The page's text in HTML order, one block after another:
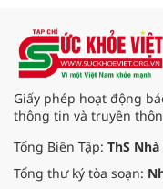
Giấy phép hoạt động
thông tin và truyền
Tổng Biên Tập: ThS
Tổng thư ký tòa soạn: